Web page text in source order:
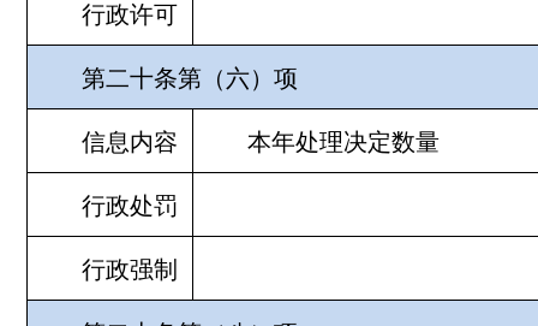
行政许可
第二十条第（六）项
信息内容 本年处理决定数量
行政处罚
行政强制